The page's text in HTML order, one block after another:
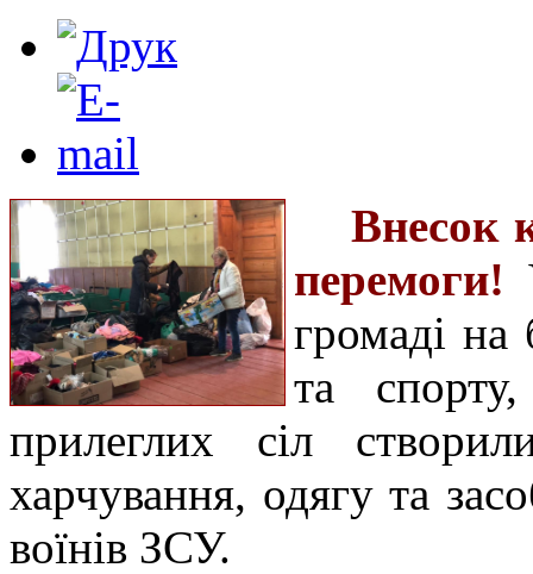
Внесок
перемоги!
громаді на
та
прилеглих сіл
харчування, одягу та
воїнів ЗСУ.